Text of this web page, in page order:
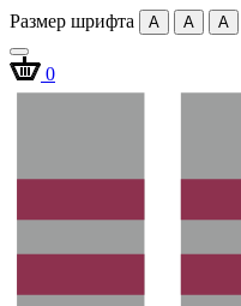
Размер шрифта A A A
0